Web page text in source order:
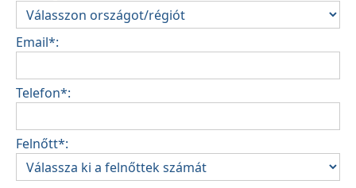
Email*:
Telefon*:
Felnőtt*: